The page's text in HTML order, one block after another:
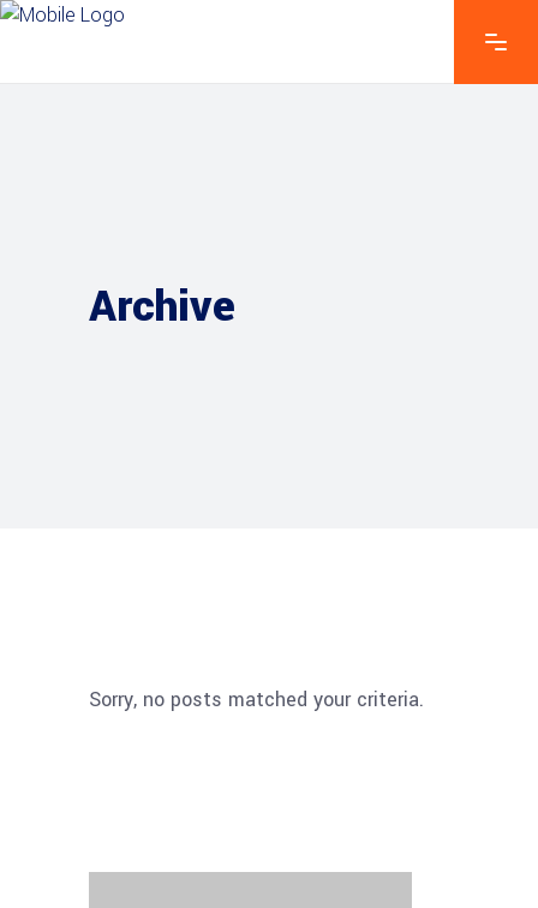
Archive
Sorry, no posts matched your criteria.